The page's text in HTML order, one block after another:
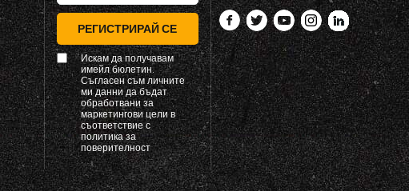
РЕГИСТРИРАЙ СЕ
Искам да получавам
имейл бюлетин.
Съгласен съм личните
ми данни да бъдат
обработвани за
маркетингови цели в
съответствие с
политика за
поверителност